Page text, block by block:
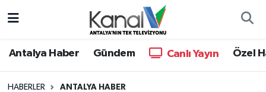
Antalya Haber Gündem Canlı Yayın Özel
HABERLER ANTALYA HABER
Antalya Haber
Hava Durumu